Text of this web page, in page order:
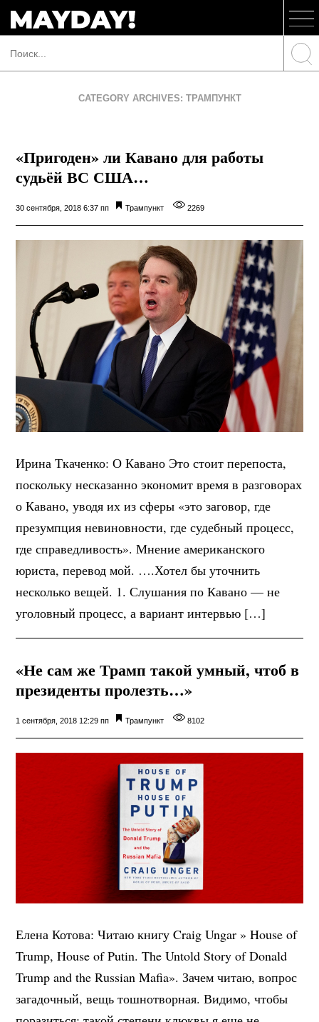
CATEGORY ARCHIVES: ТРАМПУНКТ
«Пригоден» ли Кавано для работы
судьёй ВС США…
30 сентября, 2018 6:37 пп Трампункт 2269
Ирина Ткаченко: О Кавано Это стоит перепоста,
поскольку несказанно экономит время в разговорах
о Кавано, уводя их из сферы «это заговор, где
презумпция невиновности, где судебный процесс,
где справедливость». Мнение американского
юриста, перевод мой. ….Хотел бы уточнить
несколько вещей. 1. Слушания по Кавано — не
уголовный процесс, а вариант интервью […]
«Не сам же Трамп такой умный, чтоб в
президенты пролезть…»
1 сентября, 2018 12:29 пп Трампункт 8102
Елена Котова: Читаю книгу Craig Ungar » House of
Trump, House of Putin. The Untold Story of Donald
Trump and the Russian Mafia». Зачем читаю, вопрос
загадочный, вещь тошнотворная. Видимо, чтобы